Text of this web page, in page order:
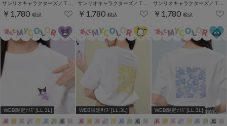
サンリオキャラクターズ／Ｔシャツ（お花かくれんぼ）
￥1,780 税込
サンリオキャラクターズ／Ｔシャツ（お花かくれんぼ）
￥1,780 税込
サンリオキャラクターズ／Ｔシャツ（お花かくれんぼ）
￥1,780 税込
WEB限定ｻｲｽﾞ[LL,3L] WEB限定ｻｲｽﾞ[LL,3L] WEB限定ｻｲｽﾞ[LL,3L]